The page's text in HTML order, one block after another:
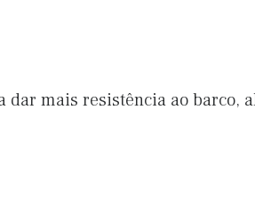
dar mais resistência ao barco,